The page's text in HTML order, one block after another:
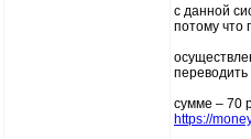
с данной
потому что
переводить
сумме – 70
https://